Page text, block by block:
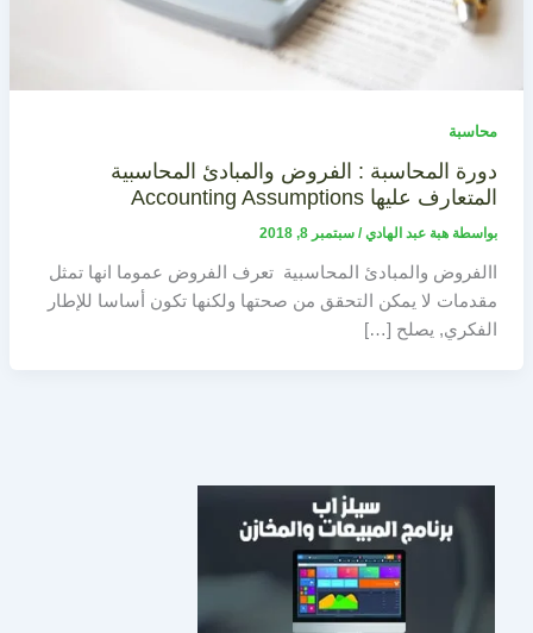
محاسبة
دورة المحاسبة : الفروض والمبادئ المحاسبية
المتعارف عليها Accounting Assumptions
بواسطة هبة عبد الهادي/ سبتمبر 8, 2018
االفروض والمبادئ المحاسبية تعرف الفروض عموما انها تمثل
مقدمات لا يمكن التحقق من صحتها ولكنها تكون أساسا للإطار
الفكري, يصلح […]